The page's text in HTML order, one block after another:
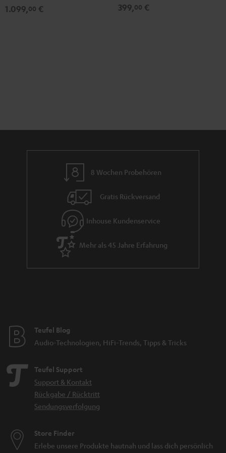
1.099,00 € 399,00 €
8 Wochen Probehören
Gratis Rückversand
Inhouse Kundenservice
Mehr als 45 Jahre Erfahrung
Teufel Blog
Audio-Technologien, HiFi-Trends, Tipps & Tricks
Teufel Support
Support & Kontakt
Rückgabe / Rücktritt
Sendungsverfolgung
Store Finder
Erlebe unsere Produkte hautnah und lass dich persönlich